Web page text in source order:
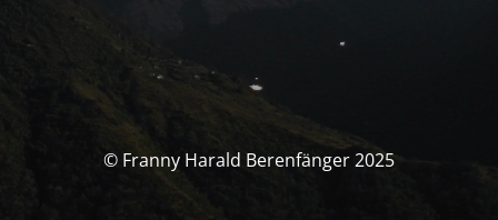
© Franny Harald Berenfänger 2025